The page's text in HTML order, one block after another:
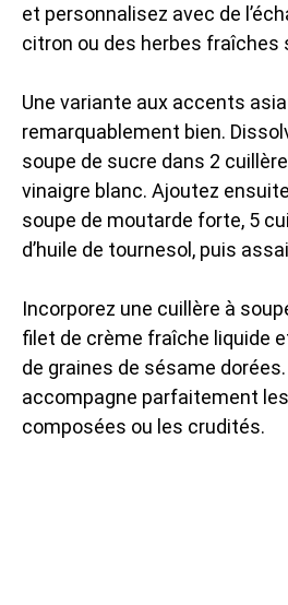
et personnalisez avec de
citron ou des herbes fraîches
Une variante aux accents
remarquablement bien.
soupe de sucre dans 2
vinaigre blanc. Ajoutez
soupe de moutarde forte, 5
d’huile de tournesol, puis
Incorporez une cuillère à
filet de crème fraîche liquide
de graines de sésame
accompagne parfaitement
composées ou les crudités.